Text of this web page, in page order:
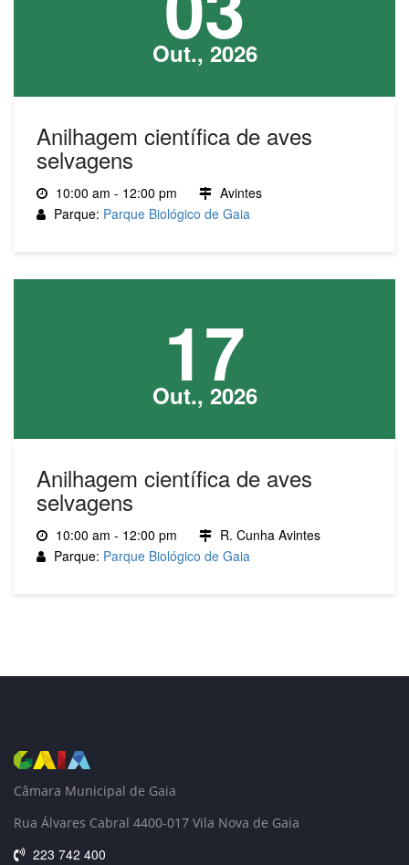
Out., 2026
Anilhagem científica de aves
selvagens
10:00 am - 12:00 pm
Avintes
Parque: Parque Biológico de Gaia
17
Out., 2026
Anilhagem científica de aves
selvagens
10:00 am - 12:00 pm
R. Cunha Avintes
Parque: Parque Biológico de Gaia
Câmara Municipal de Gaia
Rua Álvares Cabral 4400-017 Vila Nova de Gaia
223 742 400